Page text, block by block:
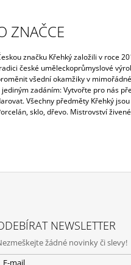
ZNAČCE
značku Křehký založili v roce
české uměleckoprůmyslové
všední okamžiky v
jediným zadáním: Vytvořte pro nás
Všechny předměty Křehký
sklo, dřevo. Mistrovství
NEWSLETTER
žádné novinky či slevy!
E-mail